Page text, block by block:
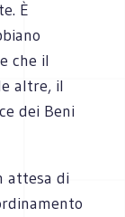
È
che il
altre, il
dei Beni
attesa di